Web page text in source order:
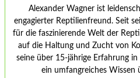
Alexander Wagner ist
engagierter Reptilienfreund. Seit
für die faszinierende Welt der
auf die Haltung und Zucht von
seine über 15-jährige Erfahrung
ein umfangreiches Wissen